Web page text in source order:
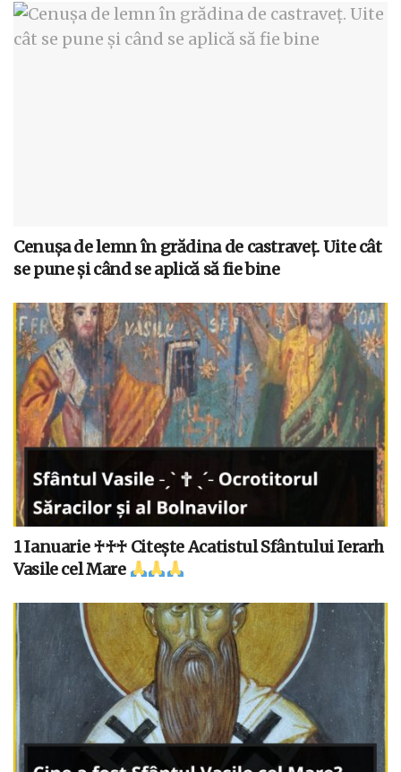
Cenușa de lemn în grădina de castraveț. Uite cât
se pune și când se aplică să fie bine
1 Ianuarie ♰♰♰ Citește Acatistul Sfântului Ierarh
Vasile cel Mare